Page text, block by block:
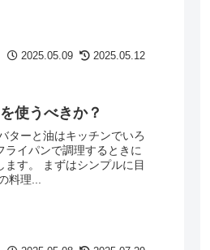
2025.05.09 2025.05.12
使うべきか？
ターと油はキッチンでいろ
イパンで調理するときに
す。 まずはシンプルに目
料理...